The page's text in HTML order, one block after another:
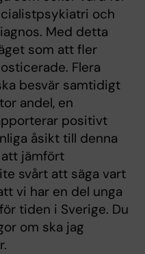
och
Med detta
som att fler
Flera
besvär samtidigt
andel, en
positivt
åsikt till denna
jämfört
svårt att säga vart
vi har en del unga
tiden i Sverige. Du
om ska jag